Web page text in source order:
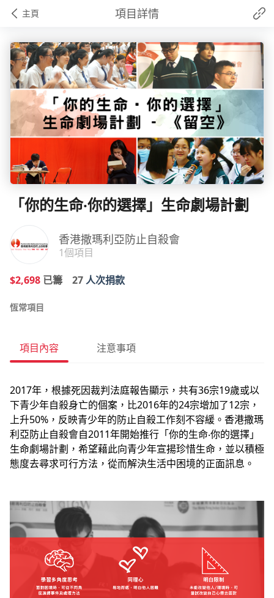
主頁 項目詳情
「你的生命‧你的選擇」生命劇場計劃
香港撒瑪利亞防止自殺會
1個項目
$2,698 已籌 27人次捐款
恆常項目
項目內容 注意事項
2017年，根據死因裁判法庭報告顯示，共有36宗19歲或以
下青少年自殺身亡的個案，比2016年的24宗增加了12宗，
上升50%，反映青少年的防止自殺工作刻不容緩。香港撒瑪
利亞防止自殺會自2011年開始推行「你的生命‧你的選擇」
生命劇場計劃，希望藉此向青少年宣揚珍惜生命，並以積極
態度去尋求可行方法，從而解決生活中困境的正面訊息。